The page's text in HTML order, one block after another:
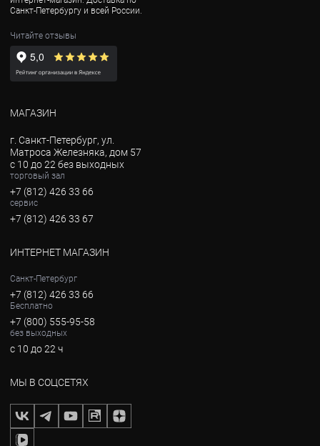
Санкт-Петербургу и всей России.
Читайте отзывы
МАГАЗИН
г. Санкт-Петербург, ул.
Матроса Железняка, дом 57
с 10 до 22 без выходных
торговый зал
+7 (812) 426 33 66
сервис
+7 (812) 426 33 67
ИНТЕРНЕТ МАГАЗИН
Санкт-Петербург
+7 (812) 426 33 66
Бесплатно
+7 (800) 555-95-58
без выходных
с 10 до 22 ч
МЫ В СОЦСЕТЯХ